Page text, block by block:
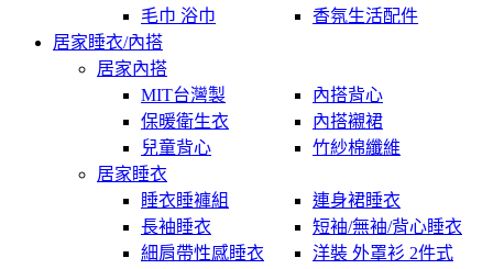
毛巾 浴巾
香氛生活配件
居家睡衣/內搭
居家內搭
MIT台灣製
內搭背心
保暖衛生衣
內搭襯裙
兒童背心
竹紗棉纖維
居家睡衣
睡衣睡褲組
連身裙睡衣
長袖睡衣
短袖/無袖/背心睡衣
細肩帶性感睡衣
洋裝 外罩衫 2件式